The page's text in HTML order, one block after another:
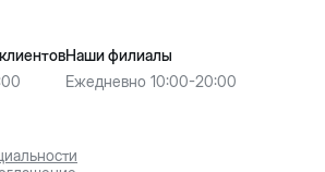
Наши филиалы
Ежедневно 10:00-20:00